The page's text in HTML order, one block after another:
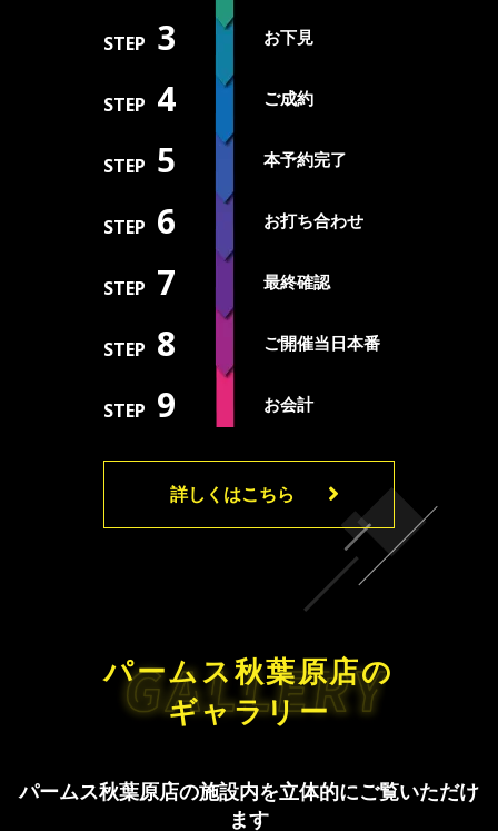
STEP 3 お下見
STEP 4 ご成約
STEP 5 本予約完了
STEP 6 お打ち合わせ
STEP 7 最終確認
STEP 8 ご開催当日本番
STEP 9 お会計
詳しくはこちら
パームス秋葉原店の
ギャラリー
パームス秋葉原店の施設内を立体的にご覧いただけ
ます